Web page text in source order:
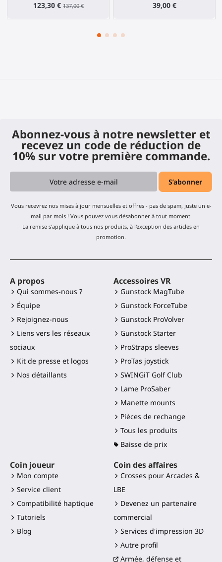
123,30 € 137,00 € 39,00 €
Abonnez-vous à notre newsletter et
recevez un code de réduction de
10% sur votre première commande.
Vous recevrez nos mises à jour mensuelles et offres - pas de spam, juste un e-
mail par mois ! Vous pouvez vous désabonner à tout moment.
La remise s'applique à tous nos produits, à l'exception des articles en
promotion.
A propos
Qui sommes-nous ?
Équipe
Rejoignez-nous
Liens vers les réseaux
sociaux
Kit de presse et logos
Nos détaillants
Accessoires VR
Gunstock MagTube
Gunstock ForceTube
Gunstock ProVolver
Gunstock Starter
ProStraps sleeves
ProTas joystick
SWINGiT Golf Club
Lame ProSaber
Manette mounts
Pièces de rechange
Tous les produits
Baisse de prix
Coin joueur
Mon compte
Service client
Compatibilité haptique
Tutoriels
Blog
Coin des affaires
Crosses pour Arcades &
LBE
Devenez un partenaire
commercial
Services d'impression 3D
Autre profil
Armée, défense et